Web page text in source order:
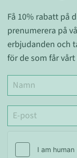
Få 10% rabatt på
prenumerera på
erbjudanden och
för de som får